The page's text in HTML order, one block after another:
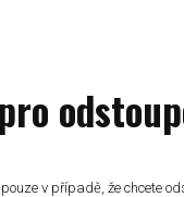
v případě, že chcete